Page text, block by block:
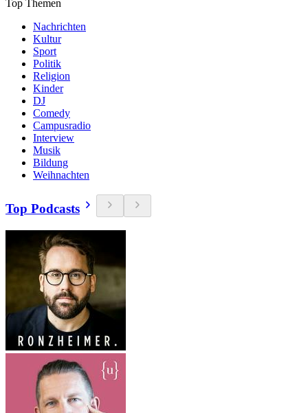
Top Themen
Nachrichten
Kultur
Sport
Politik
Religion
Kinder
DJ
Comedy
Campusradio
Interview
Musik
Bildung
Weihnachten
Top Podcasts